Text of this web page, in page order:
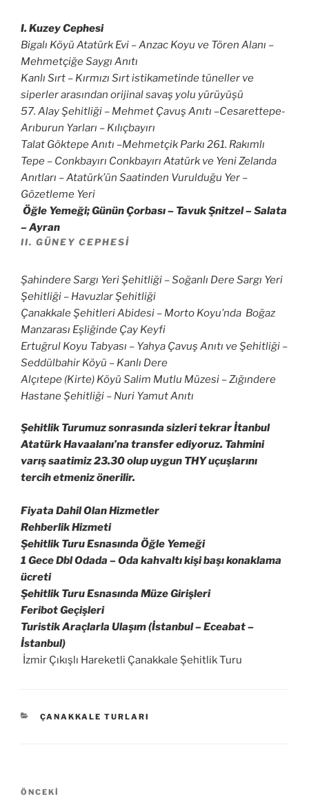
I. Kuzey Cephesi
Bigalı Köyü Atatürk Evi – Anzac Koyu ve Tören Alanı –
Mehmetçiğe Saygı Anıtı
Kanlı Sırt – Kırmızı Sırt istikametinde tüneller ve
siperler arasından orijinal savaş yolu yürüyüşü
57. Alay Şehitliği – Mehmet Çavuş Anıtı –Cesarettepe-
Arıburun Yarları – Kılıçbayırı
Talat Göktepe Anıtı –Mehmetçik Parkı 261. Rakımlı
Tepe – Conkbayırı Conkbayırı Atatürk ve Yeni Zelanda
Anıtları – Atatürk’ün Saatinden Vurulduğu Yer –
Gözetleme Yeri
Öğle Yemeği; Günün Çorbası – Tavuk Şnitzel – Salata
– Ayran
II. GÜNEY CEPHESI
Şahindere Sargı Yeri Şehitliği – Soğanlı Dere Sargı Yeri
Şehitliği – Havuzlar Şehitliği
Çanakkale Şehitleri Abidesi – Morto Koyu’nda Boğaz
Manzarası Eşliğinde Çay Keyfi
Ertuğrul Koyu Tabyası – Yahya Çavuş Anıtı ve Şehitliği –
Seddülbahir Köyü – Kanlı Dere
Alçıtepe (Kirte) Köyü Salim Mutlu Müzesi – Zığındere
Hastane Şehitliği – Nuri Yamut Anıtı
Şehitlik Turumuz sonrasında sizleri tekrar İtanbul
Atatürk Havaalanı’na transfer ediyoruz. Tahmini
varış saatimiz 23.30 olup uygun THY uçuşlarını
tercih etmeniz önerilir.
Fiyata Dahil Olan Hizmetler
Rehberlik Hizmeti
Şehitlik Turu Esnasında Öğle Yemeği
1 Gece Dbl Odada – Oda kahvaltı kişi başı konaklama
ücreti
Şehitlik Turu Esnasında Müze Girişleri
Feribot Geçişleri
Turistik Araçlarla Ulaşım (İstanbul – Eceabat –
İstanbul)
İzmir Çıkışlı Hareketli Çanakkale Şehitlik Turu
KATEGORILER
ÇANAKKALE TURLARI
Yazı
Önceki
ÖNCEKI